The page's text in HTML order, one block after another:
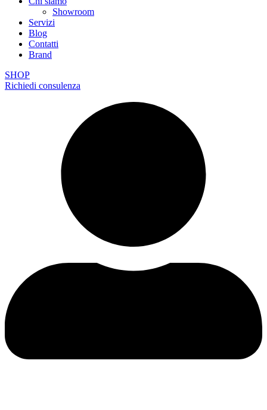
Showroom
Servizi
Blog
Contatti
Brand
SHOP
Richiedi consulenza